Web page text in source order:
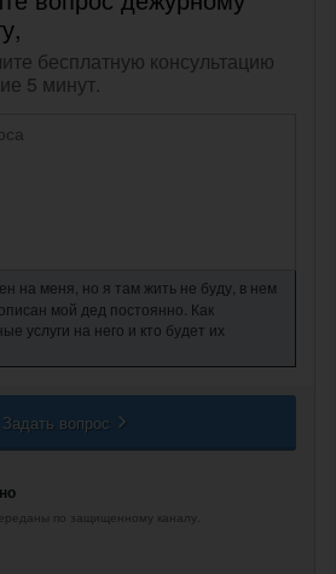
бесплатную консультацию
5 минут.
на меня, но я там жить не буду, в нем
мой дед постоянно. Как
услуги на него и кто будет их
Задать вопрос
по защищенному каналу.